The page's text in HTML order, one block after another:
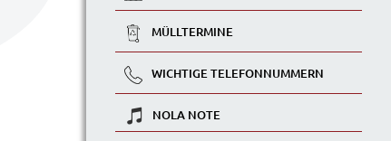
MÜLLTERMINE
WICHTIGE TELEFONNUMMERN
NOLA NOTE